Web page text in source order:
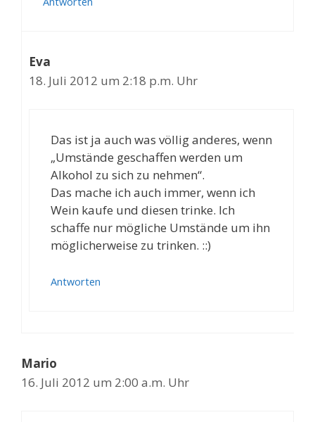
Eva
18. Juli 2012 um 2:18 p.m. Uhr
Das ist ja auch was völlig anderes, wenn
„Umstände geschaffen werden um
Alkohol zu sich zu nehmen“.
Das mache ich auch immer, wenn ich
Wein kaufe und diesen trinke. Ich
schaffe nur mögliche Umstände um ihn
möglicherweise zu trinken. ::)
Antworten
Mario
16. Juli 2012 um 2:00 a.m. Uhr